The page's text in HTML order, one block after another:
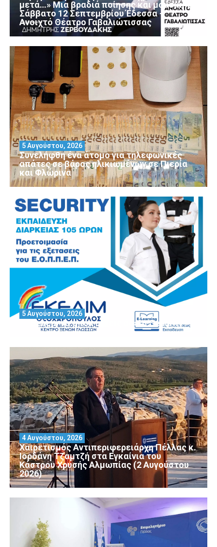
μετά…» Μια βραδιά ποίησης και μουσικής
Σάββατο 12 Σεπτεμβρίου Έδεσσα –
Ανοιχτό Θέατρο Γαβαλιώτισσας
Συνελήφθη ένα άτομο για τηλεφωνικές
απάτες σε βάρος ηλικιωμένων σε Πιερία
και Φλώρινα
5 Αυγούστου, 2026
Θέλεις να αποκτήσεις άδεια Security?
5 Αυγούστου, 2026
Χαιρετισμός Αντιπεριφερειάρχη Πέλλας κ.
Ιορδάνη Τζαμτζή στα Εγκαίνια του
Κάστρου Χρυσής Αλμωπίας (2 Αυγούστου
2026)
4 Αυγούστου, 2026